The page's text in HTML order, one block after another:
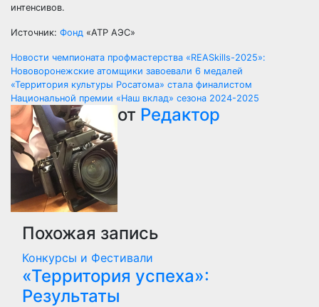
интенсивов.
Источник: Фонд «АТР АЭС»
Навигация
по
записям
Новости чемпионата профмастерства «REASkills-2025»:
Нововоронежские атомщики завоевали 6 медалей
«Территория культуры Росатома» стала финалистом
Национальной премии «Наш вклад» сезона 2024-2025
от Редактор
Похожая запись
Конкурсы и Фестивали
«Территория успеха»:
Результаты